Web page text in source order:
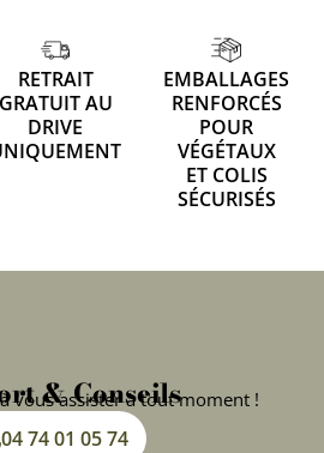
RETRAIT
GRATUIT AU
DRIVE
EMBALLAGES
RENFORCÉS
POUR
VÉGÉTAUX
ET COLIS
SÉCURISÉS
& Conseils
vous assister à tout moment !
04 74 01 05 74